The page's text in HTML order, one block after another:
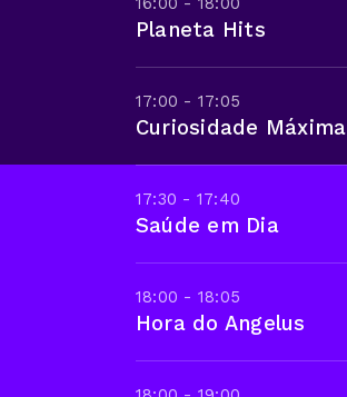
Planeta Hits
17:00 - 17:05
Curiosidade Máxima
17:30 - 17:40
Saúde em Dia
18:00 - 18:05
Hora do Angelus